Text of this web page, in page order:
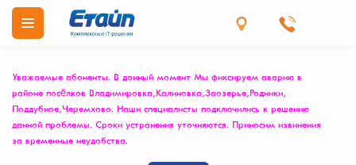
Уважаемые абоненты. В данный момент Мы фиксируем аварию в
районе посёлков Владимировка, Калиновка, Заозерье, Родники,
Поддубное, Черемхово. Наши специалисты подключились к решению
данной проблемы. Сроки устранения уточняются. Приносим извинения
за временные неудобства.